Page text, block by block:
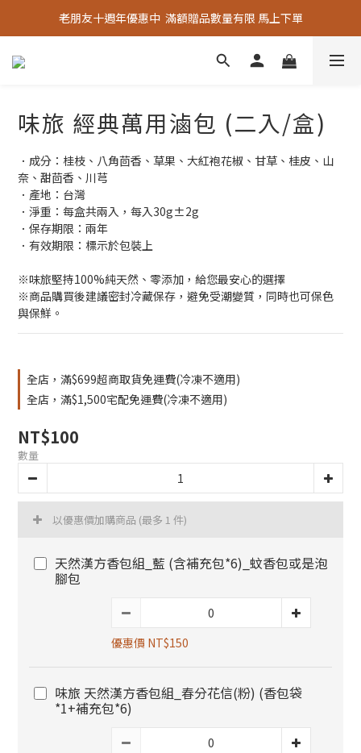
老朋友十週年優惠中  滿額贈品數量有限 馬上下單
老朋友十週年優惠中  滿額贈品數量有限 馬上下單
『嚴選好物』專區上線，優質選品歡迎選購！
味旅 經典萬用滷包 (二入/盒)
．成分：桂枝、八角茴香、草果、大紅袍花椒、甘草、桂皮、山
奈、甜茴香、川芎
．產地：台灣
．淨重：每盒共兩入，每入30g±2g
．保存期限：兩年
．有效期限：標示於包裝上
※味旅堅持100%純天然、零添加，給您最安心的選擇
※商品購買後建議密封冷藏保存，避免受潮變質，同時也可保色
與保鮮。
全店，滿$699超商取貨免運費(冷凍不適用)
全店，滿$1,500宅配免運費(冷凍不適用)
NT$100
數量
以優惠價加購商品 (最多 1 件)
天然漢方香包組_藍 (含補充包*6)_蚊香包或是泡
腳包
優惠價 NT$150
味旅 天然漢方香包組_春分花信(粉) (香包袋
*1+補充包*6)